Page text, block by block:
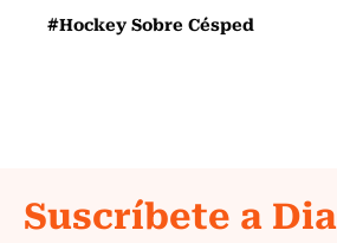
#Hockey Sobre Césped